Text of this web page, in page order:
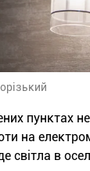
пунктах
на
світла в